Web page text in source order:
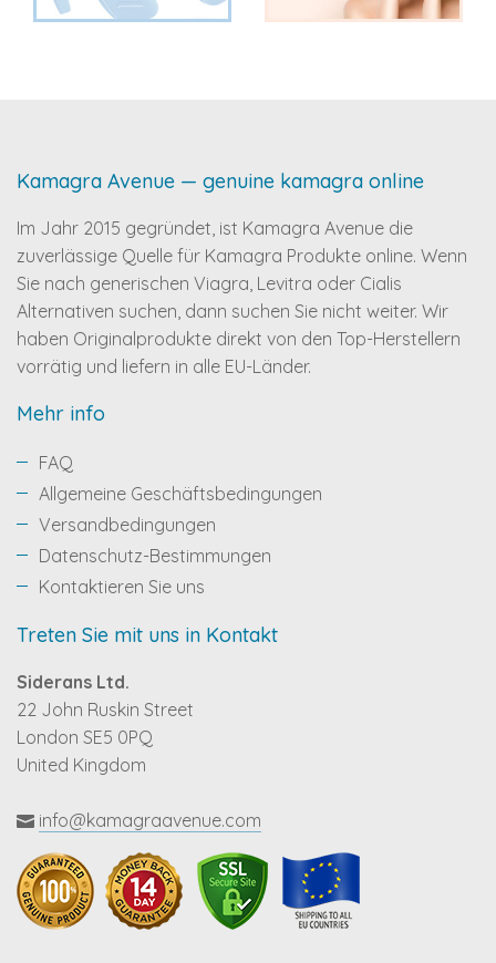
Kamagra Avenue — genuine kamagra online
Im Jahr 2015 gegründet, ist Kamagra Avenue die
zuverlässige Quelle für Kamagra Produkte online. Wenn
Sie nach generischen Viagra, Levitra oder Cialis
Alternativen suchen, dann suchen Sie nicht weiter. Wir
haben Originalprodukte direkt von den Top-Herstellern
vorrätig und liefern in alle EU-Länder.
Mehr info
FAQ
Allgemeine Geschäftsbedingungen
Versandbedingungen
Datenschutz-Bestimmungen
Kontaktieren Sie uns
Treten Sie mit uns in Kontakt
Siderans Ltd.
22 John Ruskin Street
London SE5 0PQ
United Kingdom
info@kamagraavenue.com